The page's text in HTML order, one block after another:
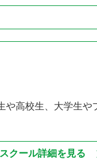
や高校生、大学生や
スクール詳細を見る